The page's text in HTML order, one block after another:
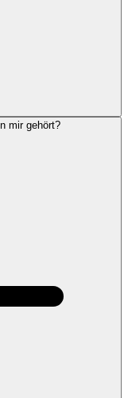
mir gehört?